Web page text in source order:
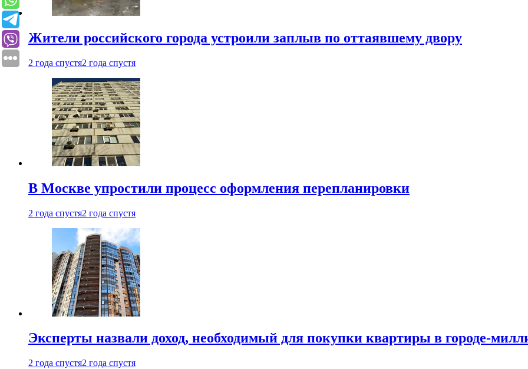
Жители российского города устроили заплыв по оттаявшему двору
2 года спустя2 года спустя
В Москве упростили процесс оформления перепланировки
2 года спустя2 года спустя
Эксперты назвали доход, необходимый для покупки квартиры в городе-
2 года спустя2 года спустя